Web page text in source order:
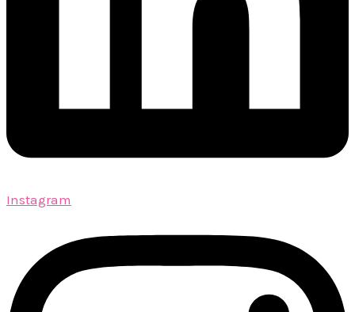
Instagram